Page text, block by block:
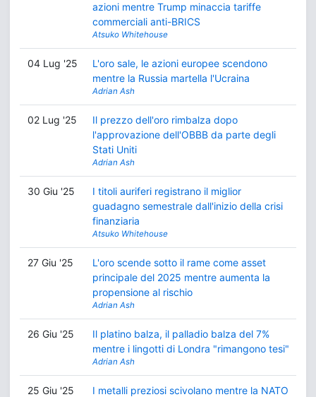
azioni mentre Trump minaccia tariffe
commerciali anti-BRICS
Atsuko Whitehouse
04 Lug '25
L'oro sale, le azioni europee scendono
mentre la Russia martella l'Ucraina
Adrian Ash
02 Lug '25
Il prezzo dell'oro rimbalza dopo
l'approvazione dell'OBBB da parte degli
Stati Uniti
Adrian Ash
30 Giu '25
I titoli auriferi registrano il miglior
guadagno semestrale dall'inizio della crisi
finanziaria
Atsuko Whitehouse
27 Giu '25
L'oro scende sotto il rame come asset
principale del 2025 mentre aumenta la
propensione al rischio
Adrian Ash
26 Giu '25
Il platino balza, il palladio balza del 7%
mentre i lingotti di Londra "rimangono tesi"
Adrian Ash
25 Giu '25
I metalli preziosi scivolano mentre la NATO